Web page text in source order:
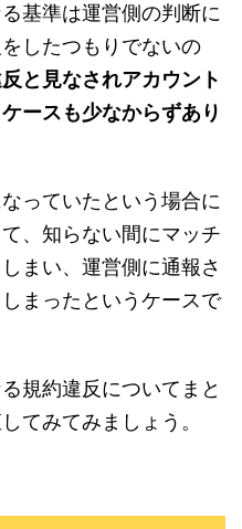
基準は運営側の判断に
したつもりでないの
と見なされアカウント
ースも少なからずあり
っていたという場合に
、知らない間にマッチ
まい、運営側に通報さ
まったというケースで
規約違反についてまと
てみてみましょう。